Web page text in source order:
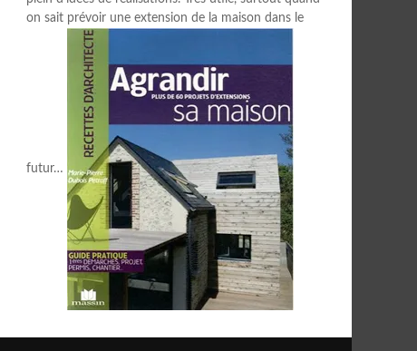
on sait prévoir une extension de la maison dans le
futur…